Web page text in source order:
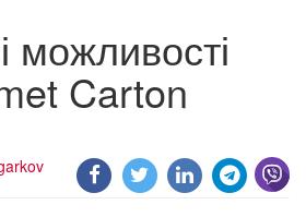
можливості
Carton